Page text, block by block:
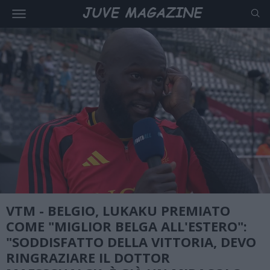
VTM - BELGIO, LUKAKU PREMIATO
COME "MIGLIOR BELGA ALL'ESTERO":
"SODDISFATTO DELLA VITTORIA, DEVO
RINGRAZIARE IL DOTTOR